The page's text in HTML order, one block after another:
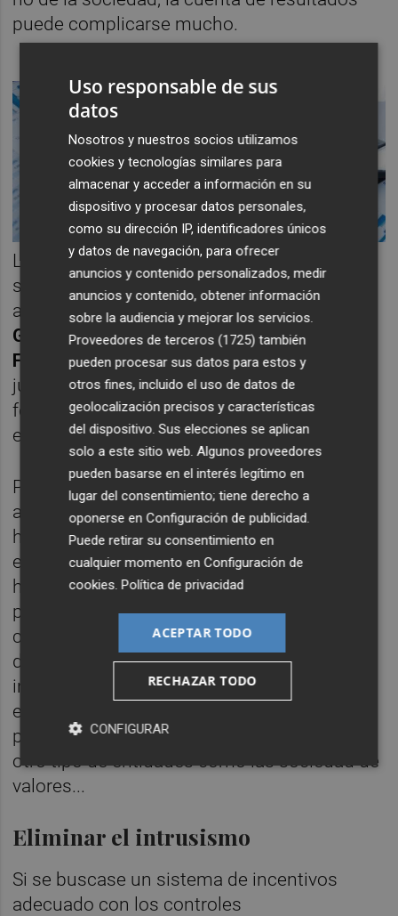
puede complicarse mucho.
Las EAFIs en general están prestando un
servicio a los clientes con un grado de
aceptación muy elevado. Y como dijo
Gassó
, presidente deEAF Asesores
Financieros, las EAFIs están llamadas a
jugar un papel fundamental para mejorar la
formación financiera de la sociedad
española.
Por otra parte, no parece lógico que para la
autorización y registro de cualquier EAFI
haya que pasar todos los controles que
exige laCNMV, de experiencia, formación,
honorabilidad..., y luego no exista la
posibilidad de tener agentes con los
controles que consideren necesarios, lo que
dificulta enormemente el crecimiento e
incluso la viabilidad de muchas de estas
entidades y, sobre todo, cuando se está
produciendo un agravio comparativo con
otro tipo de entidades como las sociedad de
valores...
Eliminar el intrusismo
Si se buscase un sistema de incentivos
adecuado con los controles
Uso responsable de sus
datos
Nosotros y nuestros socios utilizamos
cookies y tecnologías similares para
almacenar y acceder a información en su
dispositivo y procesar datos personales,
como su dirección IP, identificadores únicos
y datos de navegación, para ofrecer
anuncios y contenido personalizados, medir
anuncios y contenido, obtener información
sobre la audiencia y mejorar los servicios.
Proveedores de terceros (1725) también
pueden procesar sus datos para estos y
otros fines, incluido el uso de datos de
geolocalización precisos y características
del dispositivo. Sus elecciones se aplican
solo a este sitio web. Algunos proveedores
pueden basarse en el interés legítimo en
lugar del consentimiento; tiene derecho a
oponerse enConfiguración de publicidad.
Puede retirar su consentimiento en
cualquier momento enConfiguración de
cookies.Política de privacidad
ACEPTAR TODO
RECHAZAR TODO
CONFIGURAR